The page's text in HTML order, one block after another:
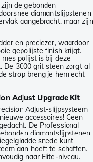
de gebonden
diamantslijpstenen
aangebracht, maar zijn
en preciezer, waardoor
gepolijste finish krijgt.
polijst is bij deze
De 3000 grit steen zorgt al
strop breng je hem echt
Adjust Upgrade Kit
Adjust-slijpsysteem
accessoires! Geen
De Professional
diamantslijpstenen
snede kunt
aan hoeft te schaffen.
naar Elite-niveau.